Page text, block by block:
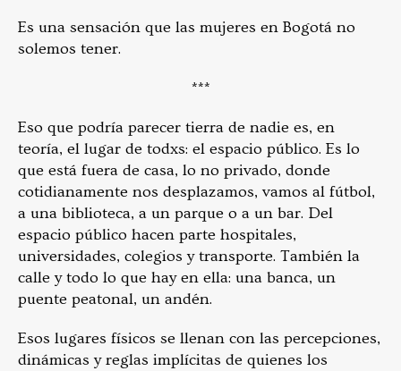
Es una sensación que las mujeres en Bogotá no
solemos tener.
***
Eso que podría parecer tierra de nadie es, en
teoría, el lugar de todxs: el espacio público. Es lo
que está fuera de casa, lo no privado, donde
cotidianamente nos desplazamos, vamos al fútbol,
a una biblioteca, a un parque o a un bar. Del
espacio público hacen parte hospitales,
universidades, colegios y transporte. También la
calle y todo lo que hay en ella: una banca, un
puente peatonal, un andén.
Esos lugares físicos se llenan con las percepciones,
dinámicas y reglas implícitas de quienes los